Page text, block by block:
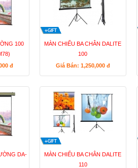
100
đ
MÀN CHIẾU BA CHÂN DALITE
100
Giá Bán: 1,250,000 đ
DA-
MÀN CHIẾU BA CHÂN DALITE
110